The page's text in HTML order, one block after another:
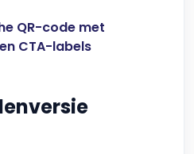
QR-code met
CTA-labels